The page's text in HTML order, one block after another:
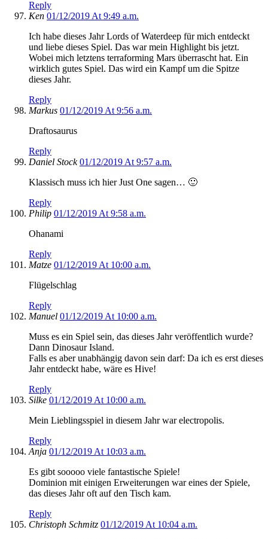
Reply
Ken 01/12/2019 At 9:49 a.m.
Ich habe dieses Jahr Lords of Waterdeep für mich entdeckt
und liebe dieses Spiel. Das war mein Highlight bis jetzt.
Wobei mich letztens terraforming Mars überrascht hat. Ein
wirklich gutes Spiel. Das wird ein Kampf um die Spitze
dieses Jahr.
Reply
Markus 01/12/2019 At 9:56 a.m.
Draftosaurus
Reply
Daniel Stock 01/12/2019 At 9:57 a.m.
Klassisch muss ich hier Just One sagen… 🙂
Reply
Philip 01/12/2019 At 9:58 a.m.
Ohanami
Reply
Matze 01/12/2019 At 10:00 a.m.
Flügelschlag
Reply
Manuel 01/12/2019 At 10:00 a.m.
Muss es ein Spiel sein, das dieses Jahr veröffentlich wurde?
Dann Dinosaur Island.
Falls es aber unabhängig davon sein darf: Da ich es erst dieses
Jahr entdeckt habe, wäre es Hive!
Reply
Silke 01/12/2019 At 10:00 a.m.
Mein Lieblingsspiel in diesem Jahr war electropolis.
Reply
Anja 01/12/2019 At 10:03 a.m.
Es gibt sooooo viele fantastische Spiele!
Dominion mit einigen Erweiterungen war eines der Spiele,
das dieses Jahr oft auf den Tisch kam.
Reply
Christoph Schmitz 01/12/2019 At 10:04 a.m.